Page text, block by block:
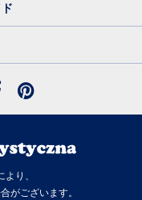
り、
がございます。